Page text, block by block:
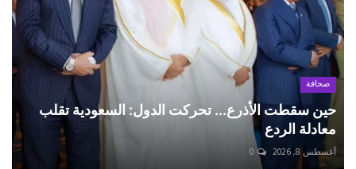
صحافة
حين سقطت الأذرع... تحركت الدول: السعودية تقلب
معادلة الردع
أغسطس 8, 2026 0